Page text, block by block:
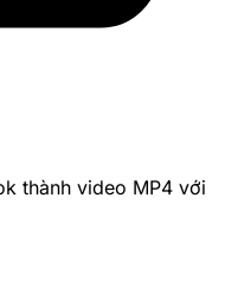
thành video MP4 với